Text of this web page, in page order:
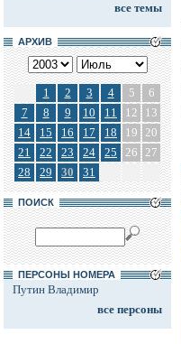
все темы
АРХИВ
1 2 3 4 5
6
7
8 9 10 11 12
13
14
15 16 17 18 19 20
21
22 23 24 25 26 27
28
29 30 31
ПОИСК
ПЕРСОНЫ НОМЕРА
Путин Владимир
все персоны